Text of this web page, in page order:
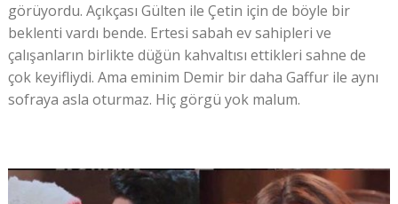
görüyordu. Açıkçası Gülten ile Çetin için de böyle bir
beklenti vardı bende. Ertesi sabah ev sahipleri ve
çalışanların birlikte düğün kahvaltısı ettikleri sahne de
çok keyifliydi. Ama eminim Demir bir daha Gaffur ile aynı
sofraya asla oturmaz. Hiç görgü yok malum.